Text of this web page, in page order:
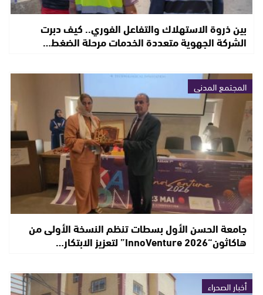
بين ذروة الاستهلاك والتفاعل الفوري.. كيف دبرت
الشركة الجهوية متعددة الخدمات مرحلة الضغط…
المجتمع المدني
جامعة الحسن الأول بسطات تنظم النسخة الأولى من
هاكاثون“InnoVenture 2026” لتعزيز الابتكار…
أخبار الصحراء